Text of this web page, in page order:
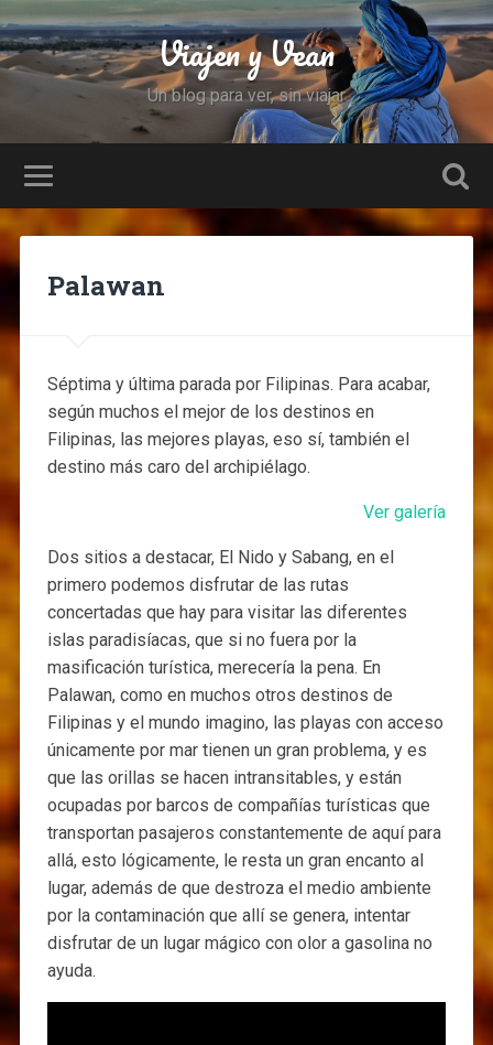
Viajen y Vean
Un blog para ver, sin viajar
Palawan
Séptima y última parada por Filipinas. Para acabar,
según muchos el mejor de los destinos en
Filipinas, las mejores playas, eso sí, también el
destino más caro del archipiélago.
Ver galería
Dos sitios a destacar, El Nido y Sabang, en el
primero podemos disfrutar de las rutas
concertadas que hay para visitar las diferentes
islas paradisíacas, que si no fuera por la
masificación turística, merecería la pena. En
Palawan, como en muchos otros destinos de
Filipinas y el mundo imagino, las playas con acceso
únicamente por mar tienen un gran problema, y es
que las orillas se hacen intransitables, y están
ocupadas por barcos de compañías turísticas que
transportan pasajeros constantemente de aquí para
allá, esto lógicamente, le resta un gran encanto al
lugar, además de que destroza el medio ambiente
por la contaminación que allí se genera, intentar
disfrutar de un lugar mágico con olor a gasolina no
ayuda.